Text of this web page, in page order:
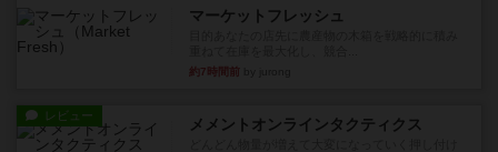
マーケットフレッシュ
約7時間前
レビュー メメントオンラインタクティクス